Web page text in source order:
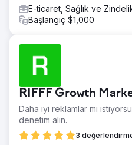
E-ticaret, Sağlık ve
Başlangıç $1,000
RIFFF Growth
Daha iyi reklamlar mı
denetim alın.
3